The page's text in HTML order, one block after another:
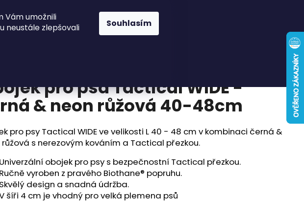
Vám umožnili
neustále zlepšovali
Souhlasím
Postroje Známky Pelíšky a deky
pro psa Tactical WIDE -
& neon růžová 40-48cm
pro psy Tactical WIDE ve velikosti L 40 - 48 cm v kombinaci černá &
růžová s nerezovým kováním a Tactical přezkou.
Univerzální obojek pro psy s bezpečnostní Tactical přezkou.
Ručně vyroben z pravého Biothane® popruhu.
Skvělý design a snadná údržba.
šíři 4 cm je vhodný pro velká plemena psů
HLEDAT